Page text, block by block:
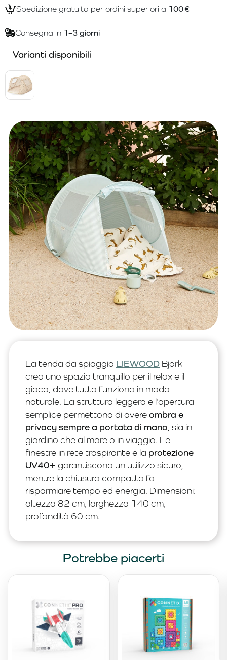
Spedizione gratuita per ordini superiori a 100 €
Consegna in 1–3 giorni
Varianti disponibili
La tenda da spiaggia LIEWOOD Bjork
crea uno spazio tranquillo per il relax e il
gioco, dove tutto funziona in modo
naturale. La struttura leggera e l’apertura
semplice permettono di avereombra e
privacy sempre a portata di mano , sia in
giardino che al mare o in viaggio. Le
finestre in rete traspirante e la protezione
UV40+ garantiscono un utilizzo sicuro,
mentre la chiusura compatta fa
risparmiare tempo ed energia. Dimensioni:
altezza 82 cm, larghezza 140 cm,
profondità 60 cm.
Potrebbe piacerti